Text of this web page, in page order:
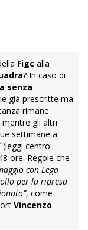
Figc alla
? In caso di
senza
già prescritte ma
rimane
mentre gli altri
settimane a
(leggi centro
ore. Regole che
con Lega
per la ripresa
, come
Vincenzo